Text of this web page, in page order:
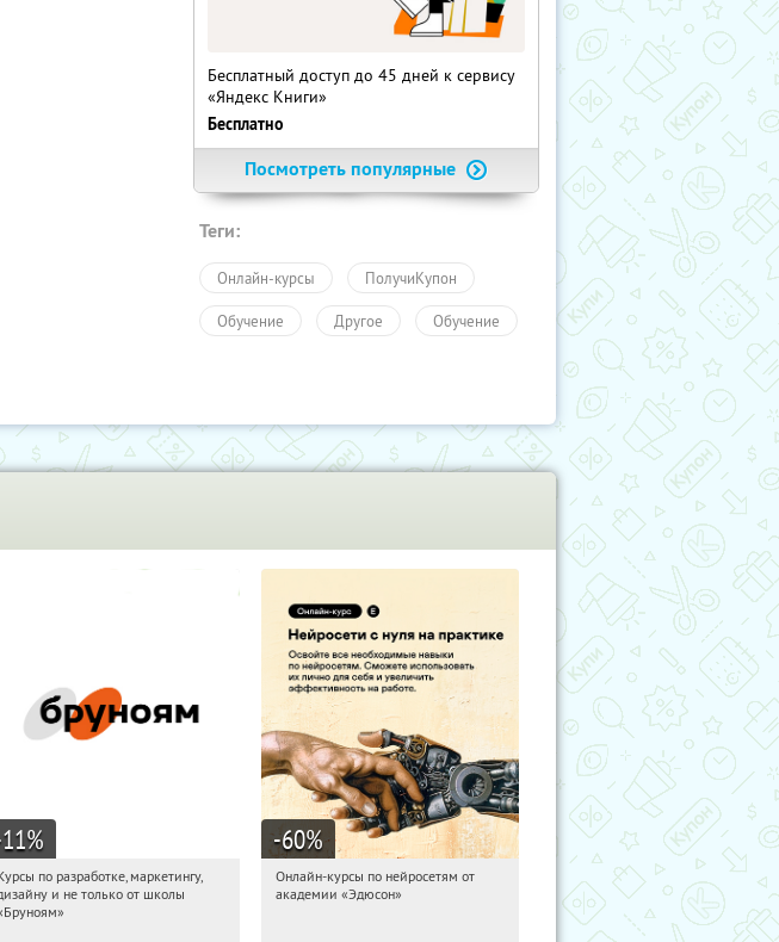
Бесплатный доступ до 45 дней к сервису
«Яндекс Книги»
Бесплатно
Посмотреть популярные
Теги:
Онлайн-курсы ПолучиКупон
Обучение Другое Обучение
%
15:40:06
Получи первым!
по разработке, маркетингу,
и не только от школы
-60%
15:40:06 Получили:
Онлайн-курсы по нейросетям от
академии «Эдюсон»